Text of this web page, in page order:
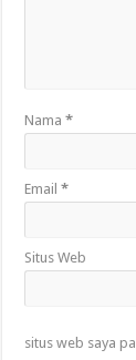
Nama*
Email*
Situs Web
situs web saya